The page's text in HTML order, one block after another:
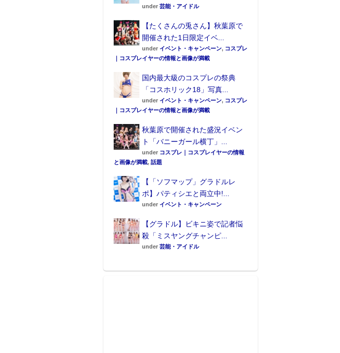
under 芸能・アイドル
【たくさんの兎さん】秋葉原で
開催された1日限定イベ...
under イベント・キャンペーン, コスプレ
｜コスプレイヤーの情報と画像が満載
国内最大級のコスプレの祭典
「コスホリック18」写真...
under イベント・キャンペーン, コスプレ
｜コスプレイヤーの情報と画像が満載
秋葉原で開催された盛況イベン
ト「バニーガール横丁」...
under コスプレ｜コスプレイヤーの情報
と画像が満載, 話題
【「ソフマップ」グラドルレ
ポ】パティシエと両立中!...
under イベント・キャンペーン
【グラドル】ビキニ姿で記者悩
殺「ミスヤングチャンピ...
under 芸能・アイドル